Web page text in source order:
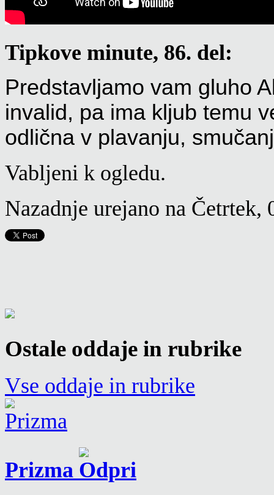
Tipkove minute, 86. del:
Predstavljamo vam gluho
invalid, pa ima kljub temu
odlična v plavanju,
Vabljeni k ogledu.
Nazadnje urejano na Četrtek,
Ostale oddaje in rubrike
Vse oddaje in rubrike
Prizma